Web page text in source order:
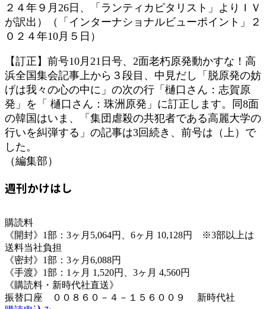
２４年９月26日、「ランティカピタリスト」よりＩＶ
が訳出）（「インターナショナルビューポイント」２
０２４年10月５日）
【訂正】前号10月21日号、2面老朽原発動かすな！高
浜全国集会記事上から３段目、中見だし「脱原発の妨
げは我々の心の中に」の次の行「樋口さん：志賀原
発」を「 樋口さん：珠洲原発」に訂正します。同8面
の韓国はいま、「集団虐殺の共犯者である高麗大学の
行いを糾弾する」の記事は3回続き、前号は（上）で
した。
（編集部）
週刊かけはし
購読料
《開封》1部：3ヶ月5,064円、6ヶ月 10,128円 ※3部以上は
送料当社負担
《密封》1部：3ヶ月6,088円
《手渡》1部：1ヶ月 1,520円、3ヶ月 4,560円
《購読料・新時代社直送》
振替口座 ００８６０－４－１５６００９ 新時代社